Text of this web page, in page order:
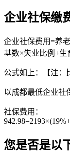
企业社保缴
企业社保费用=养
基数×失业比例+生
公式如上：【注：
以成都最低企业社
社保费用：
您是否是以